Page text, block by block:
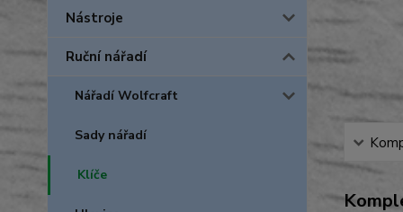
Nástroje
Ruční nářadí
Nářadí Wolfcraft
Sady nářadí
Klíče